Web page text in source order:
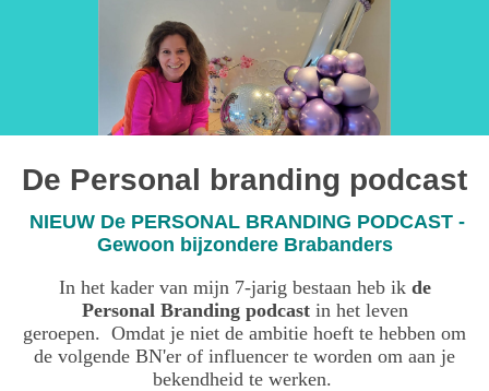
De Personal branding podcast
NIEUW De PERSONAL BRANDING PODCAST -
Gewoon bijzondere Brabanders
In het kader van mijn 7-jarig bestaan heb ik de
Personal Branding podcastin het leven
geroepen. Omdat je niet de ambitie hoeft te hebben om
de volgende BN'er of influencer te worden om aan je
bekendheid te werken.